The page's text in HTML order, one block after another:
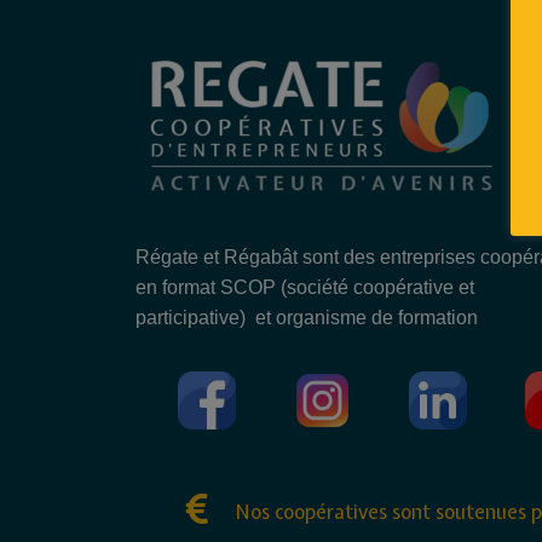
Régate et Régabât sont des entreprises
en format SCOP (société coopérative et
participative) et organisme de formation
Nos coopératives sont soutenues